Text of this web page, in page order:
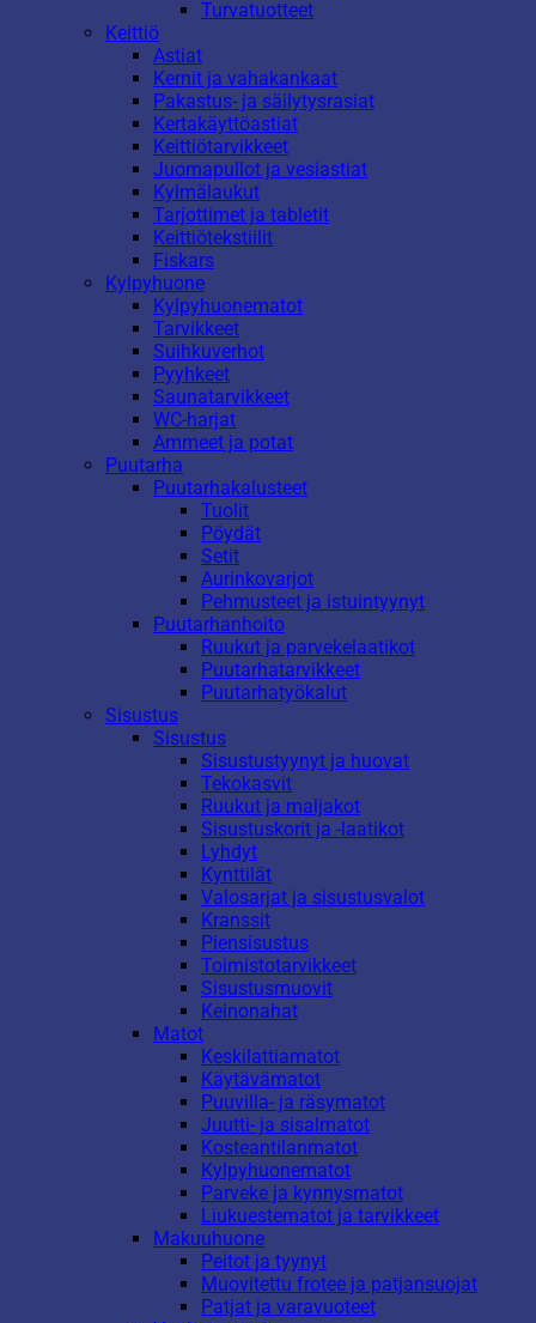
Turvatuotteet
Keittiö
Astiat
Kernit ja vahakankaat
Pakastus- ja säilytysrasiat
Kertakäyttöastiat
Keittiötarvikkeet
Juomapullot ja vesiastiat
Kylmälaukut
Tarjottimet ja tabletit
Keittiötekstiilit
Fiskars
Kylpyhuone
Kylpyhuonematot
Tarvikkeet
Suihkuverhot
Pyyhkeet
Saunatarvikkeet
WC-harjat
Ammeet ja potat
Puutarha
Puutarhakalusteet
Tuolit
Pöydät
Setit
Aurinkovarjot
Pehmusteet ja istuintyynyt
Puutarhanhoito
Ruukut ja parvekelaatikot
Puutarhatarvikkeet
Puutarhatyökalut
Sisustus
Sisustus
Sisustustyynyt ja huovat
Tekokasvit
Ruukut ja maljakot
Sisustuskorit ja -laatikot
Lyhdyt
Kynttilät
Valosarjat ja sisustusvalot
Kranssit
Piensisustus
Toimistotarvikkeet
Sisustusmuovit
Keinonahat
Matot
Keskilattiamatot
Käytävämatot
Puuvilla- ja räsymatot
Juutti- ja sisalmatot
Kosteantilanmatot
Kylpyhuonematot
Parveke ja kynnysmatot
Liukuestematot ja tarvikkeet
Makuuhuone
Peitot ja tyynyt
Muovitettu frotee ja patjansuojat
Patjat ja varavuoteet